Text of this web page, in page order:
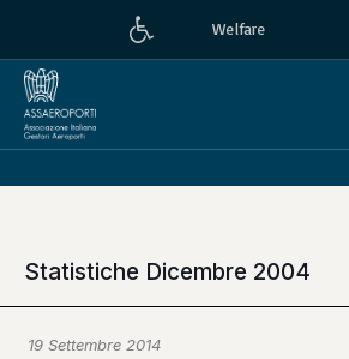
Welfare
Statistiche Dicembre 2004
19 Settembre 2014